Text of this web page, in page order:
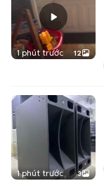
1 phút trước 12
1 phút trước 3